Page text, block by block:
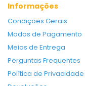
Informações
Condições Gerais
Modos de Pagamento
Meios de Entrega
Perguntas Frequentes
Política de Privacidade